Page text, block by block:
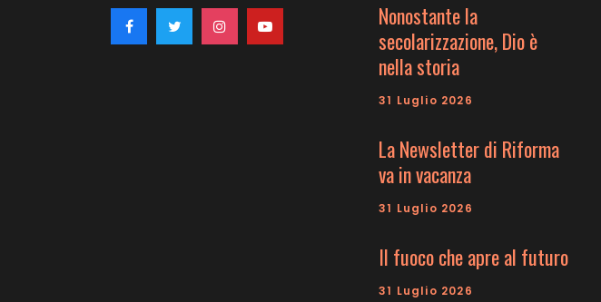
Nonostante la
secolarizzazione, Dio è
nella storia
31 Luglio 2026
La Newsletter di Riforma
va in vacanza
31 Luglio 2026
Il fuoco che apre al futuro
31 Luglio 2026